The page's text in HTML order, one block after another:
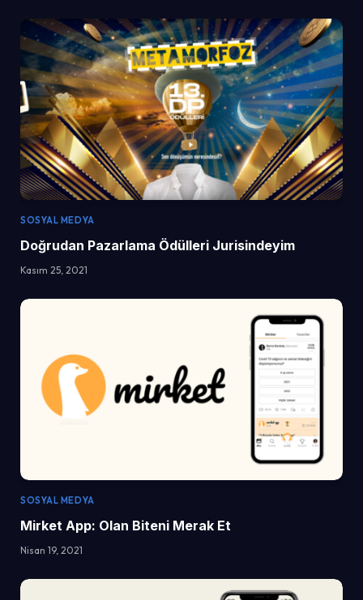
SOSYAL MEDYA
Doğrudan Pazarlama Ödülleri Jurisindeyim
Kasım 25, 2021
SOSYAL MEDYA
Mirket App: Olan Biteni Merak Et
Nisan 19, 2021